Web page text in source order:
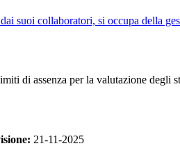
suoi collaboratori, si occupa della
di assenza per la valutazione degli
21-11-2025